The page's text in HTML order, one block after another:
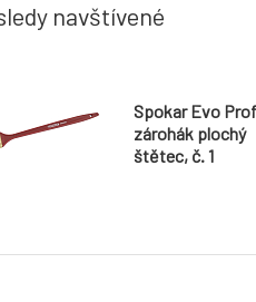
navštívené
Spokar Evo
zárohák plochý
štětec, č. 1